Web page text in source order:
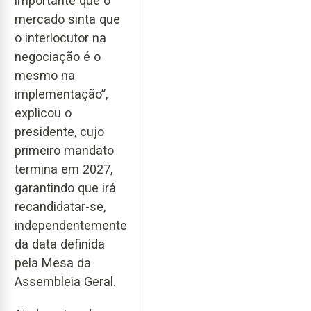
mercado sinta que
o interlocutor na
negociação é o
mesmo na
implementação”,
explicou o
presidente, cujo
primeiro mandato
termina em 2027,
garantindo que irá
recandidatar-se,
independentemente
da data definida
pela Mesa da
Assembleia Geral.